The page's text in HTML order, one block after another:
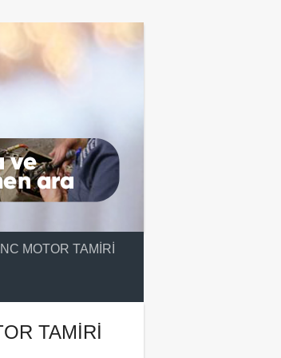
MOTOR TAMIRI
TAMIRI